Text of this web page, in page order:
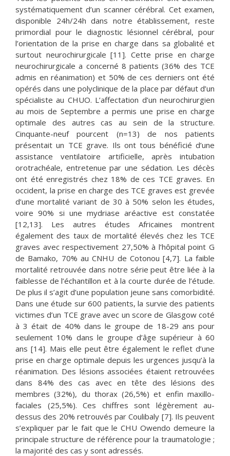
systématiquement d’un scanner cérébral. Cet examen,
disponible 24h/24h dans notre établissement, reste
primordial pour le diagnostic lésionnel cérébral, pour
l’orientation de la prise en charge dans sa globalité et
surtout neurochirurgicale [11]. Cette prise en charge
neurochirurgicale a concerné 8 patients (36% des TCE
admis en réanimation) et 50% de ces derniers ont été
opérés dans une polyclinique de la place par défaut d’un
spécialiste au CHUO. L’affectation d’un neurochirurgien
au mois de Septembre a permis une prise en charge
optimale des autres cas au sein de la structure.
Cinquante-neuf pourcent (n=13) de nos patients
présentait un TCE grave. Ils ont tous bénéficié d’une
assistance ventilatoire artificielle, après intubation
orotrachéale, entretenue par une sédation. Les décès
ont été enregistrés chez 18% de ces TCE graves. En
occident, la prise en charge des TCE graves est grevée
d’une mortalité variant de 30 à 50% selon les études,
voire 90% si une mydriase aréactive est constatée
[12,13]. Les autres études Africaines montrent
également des taux de mortalité élevés chez les TCE
graves avec respectivement 27,50% à l’hôpital point G
de Bamako, 70% au CNHU de Cotonou [4,7]. La faible
mortalité retrouvée dans notre série peut être liée à la
faiblesse de l’échantillon et à la courte durée de l’étude.
De plus il s’agit d’une population jeune sans comorbidité.
Dans une étude sur 600 patients, la survie des patients
victimes d’un TCE grave avec un score de Glasgow coté
à 3 était de 40% dans le groupe de 18-29 ans pour
seulement 10% dans le groupe d’âge supérieur à 60
ans [14]. Mais elle peut être également le reflet d’une
prise en charge optimale depuis les urgences jusqu’à la
réanimation. Des lésions associées étaient retrouvées
dans 84% des cas avec en tête des lésions des
membres (32%), du thorax (26,5%) et enfin maxillo-
faciales (25,5%). Ces chiffres sont légèrement au-
dessus des 20% retrouvés par Coulibaly [7]. Ils peuvent
s’expliquer par le fait que le CHU Owendo demeure la
principale structure de référence pour la traumatologie ;
la majorité des cas y sont adressés.